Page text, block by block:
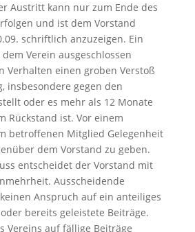
Austritt kann nur zum Ende des
und ist dem Vorstand
schriftlich anzuzeigen. Ein
Verein ausgeschlossen
Verhalten einen groben Verstoß
insbesondere gegen den
oder es mehr als 12 Monate
Rückstand ist. Vor einem
betroffenen Mitglied Gelegenheit
dem Vorstand zu geben.
entscheidet der Vorstand mit
Ausscheidende
Anspruch auf ein anteiliges
bereits geleistete Beiträge.
Vereins auf fällige Beiträge